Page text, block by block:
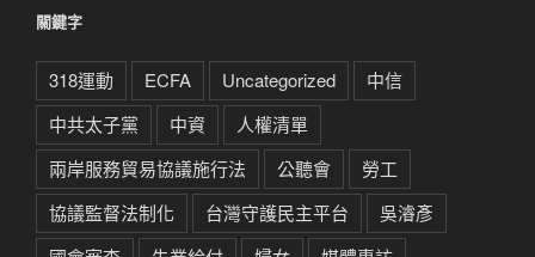
關鍵字
318運動 ECFA Uncategorized
中信
中共太子黨
中資
人權清單
兩岸服務貿易協議施行法
公聽會
勞工
協議監督法制化
台灣守護民主平台
吳濬彥